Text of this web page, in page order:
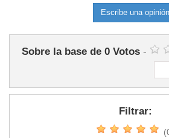
Escribe una opinión
Sobre la base de 0 Votos -
Filtrar: